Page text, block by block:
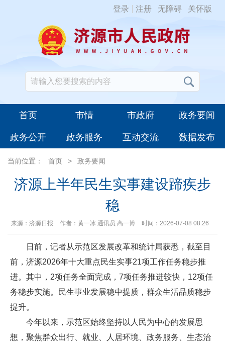
登录 注册 无障碍 关怀版
首页 市情 市政府 政务要闻
政务公开 政务服务 互动交流 数据发布
当前位置： 首页 > 政务要闻
济源上半年民生实事建设蹄疾步
稳
来源：济源日报 作者：黄一冰 通讯员 高一博 时间：2026-07-08 08:26
日前，记者从示范区发展改革和统计局获悉，截至目
前，济源2026年十大重点民生实事21项工作任务稳步推
进。其中，2项任务全面完成，7项任务推进较快，12项任
务稳步实施。民生事业发展稳中提质，群众生活品质稳步
提升。
今年以来，示范区始终坚持以人民为中心的发展思
想，聚焦群众出行、就业、人居环境、政务服务、生态治